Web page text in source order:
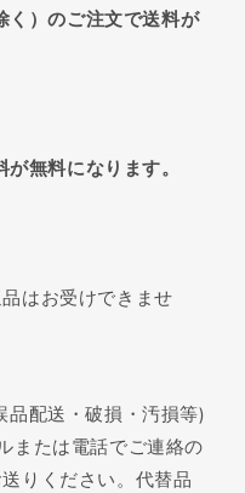
）のご注文で送料が
無料になります。
はお受けできませ
品配送・破損・汚損等)
または電話でご連絡の
りください。代替品